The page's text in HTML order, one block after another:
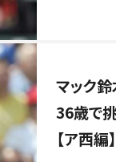
マック
36歳で
【ア西編】